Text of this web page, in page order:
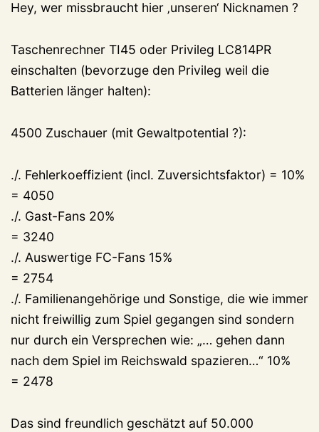
Hey, wer missbraucht hier ‚unseren‘ Nicknamen ?
Taschenrechner TI45 oder Privileg LC814PR
einschalten (bevorzuge den Privileg weil die
Batterien länger halten):
4500 Zuschauer (mit Gewaltpotential ?):
./. Fehlerkoeffizient (incl. Zuversichtsfaktor) = 10%
= 4050
./. Gast-Fans 20%
= 3240
./. Auswertige FC-Fans 15%
= 2754
./. Familienangehörige und Sonstige, die wie immer
nicht freiwillig zum Spiel gegangen sind sondern
nur durch ein Versprechen wie: „… gehen dann
nach dem Spiel im Reichswald spazieren…“ 10%
= 2478
Das sind freundlich geschätzt auf 50.000